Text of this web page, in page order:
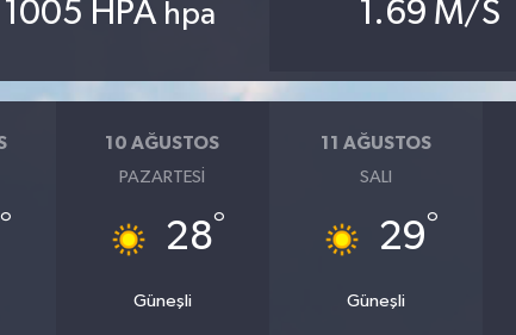
1005 HPA hpa 1.69 M/S
°
10 AĞUSTOS
PAZARTESI
28°
Güneşli
11 AĞUSTOS
SALI
29°
Güneşli